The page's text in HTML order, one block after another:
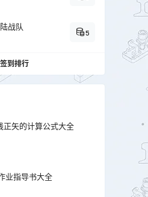
战队
5
签到排行
正矢的计算公式大全
业指导书大全